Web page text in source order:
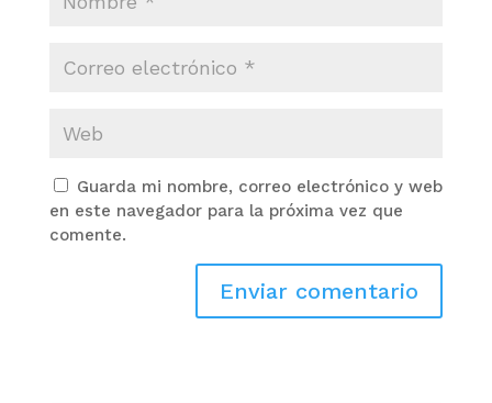
Guarda mi nombre, correo electrónico y web
en este navegador para la próxima vez que
comente.